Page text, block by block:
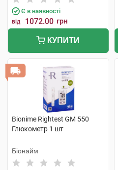
Є в наявності
від 1072.00 грн
КУПИТИ
Bionime Rightest GM 550
Глюкометр 1 шт
Біонайм